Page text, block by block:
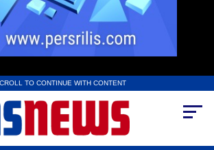
TO CONTINUE WITH CONTENT